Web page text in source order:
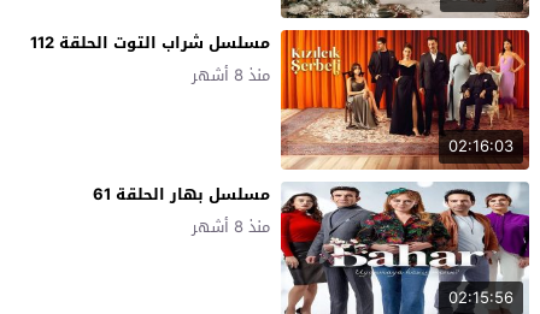
02:16:03
مسلسل شراب التوت الحلقة 112
منذ 8 أشهر
02:15:56
مسلسل بهار الحلقة 61
منذ 8 أشهر